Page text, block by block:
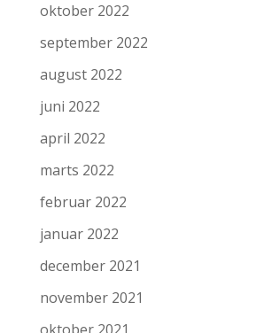
oktober 2022
september 2022
august 2022
juni 2022
april 2022
marts 2022
februar 2022
januar 2022
december 2021
november 2021